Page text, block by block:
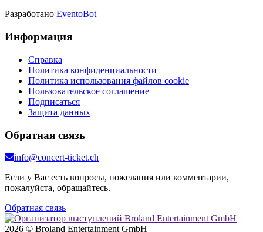
Разработано EventoBot
Информация
Справка
Политика конфиденциальности
Политика использования файлов cookie
Пользовательское соглашение
Подписаться
Защита данных
Обратная связь
info@concert-ticket.ch
Если у Вас есть вопросы, пожелания или комментарии,
пожалуйста, обращайтесь.
Обратная связь
2026 © Broland Entertainment GmbH